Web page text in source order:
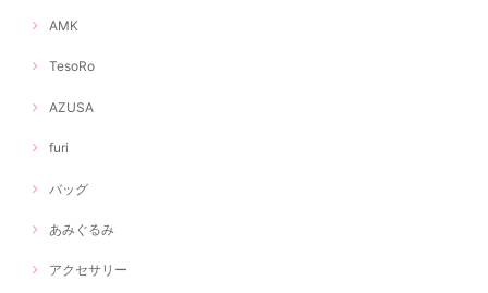
AMK
TesoRo
AZUSA
furi
バッグ
あみぐるみ
アクセサリー